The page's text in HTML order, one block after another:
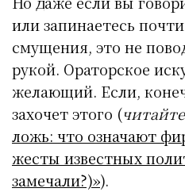
или запинаетесь
смущения, это не
рукой. Ораторское
желающий. Если,
захочет этого (
ложь: что означают
жесты известных
замечали?)»).